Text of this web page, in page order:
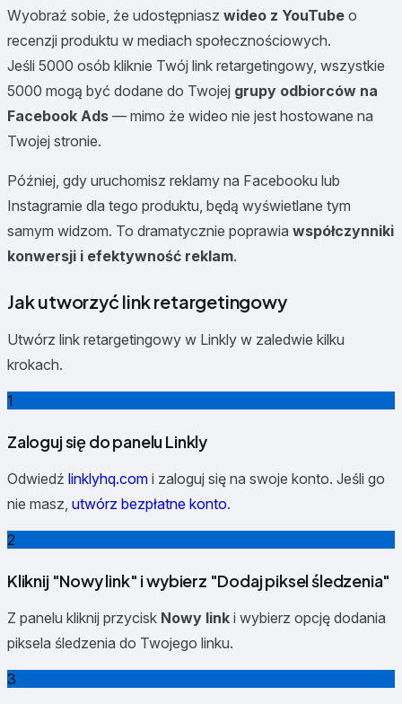
Wyobraź sobie, że udostępniasz wideo z YouTube o
recenzji produktu w mediach społecznościowych.
Jeśli 5000 osób kliknie Twój link retargetingowy, wszystkie
5000 mogą być dodane do Twojej grupy odbiorców na
Facebook Ads — mimo że wideo nie jest hostowane na
Twojej stronie.
Później, gdy uruchomisz reklamy na Facebooku lub
Instagramie dla tego produktu, będą wyświetlane tym
samym widzom. To dramatycznie poprawia współczynniki
konwersji i efektywność reklam.
Jak utworzyć link retargetingowy
Utwórz link retargetingowy w Linkly w zaledwie kilku
krokach.
1
Zaloguj się do panelu Linkly
Odwiedź linklyhq.com i zaloguj się na swoje konto. Jeśli go
nie masz, utwórz bezpłatne konto.
2
Kliknij "Nowy link" i wybierz "Dodaj piksel śledzenia"
Z panelu kliknij przycisk Nowy link i wybierz opcję dodania
piksela śledzenia do Twojego linku.
3